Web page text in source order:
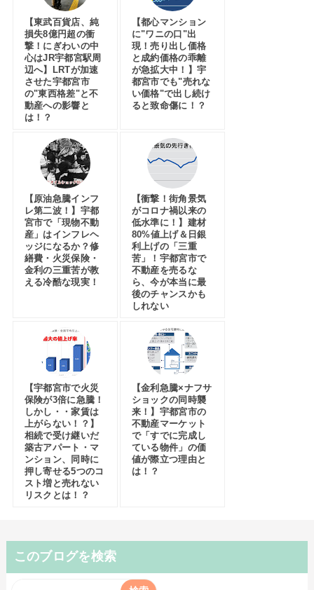
【東武百貨店、純
損失8億円超の衝
撃！にぎわいの中
心はJR宇都宮駅周
辺へ】LRTが加速
させた宇都宮市
の"東西格差"と不
動産への影響と
は！？
【都心マンション
に"ワニの口"出
現！売り出し価格
と成約価格の乖離
が急拡大中！】宇
都宮市でも"売れな
い価格"で出し続け
ると致命傷に！？
【原油急騰インフ
レ第二波！】宇都
宮市で「現物不動
産」はインフレヘ
ッジになるか？修
繕費・火災保険・
金利の三重苦が教
える冷酷な現実！
【衝撃！街角景気
がコロナ禍以来の
低水準に！】建材
80%値上げ＆日銀
利上げの「三重
苦」！宇都宮市で
不動産を売るな
ら、今が本当に最
後のチャンスかも
しれない
【宇都宮市で火災
保険が3倍に急騰！
しかし・・家賃は
上がらない！？】
相続で受け継いだ
築古アパート・マ
ンション、同時に
押し寄せる5つのコ
スト増と売れない
リスクとは！？
【金利急騰×ナフサ
ショックの同時襲
来！】宇都宮市の
不動産マーケット
で「すでに完成し
ている物件」の価
値が際立つ理由と
は！？
このブログを検索